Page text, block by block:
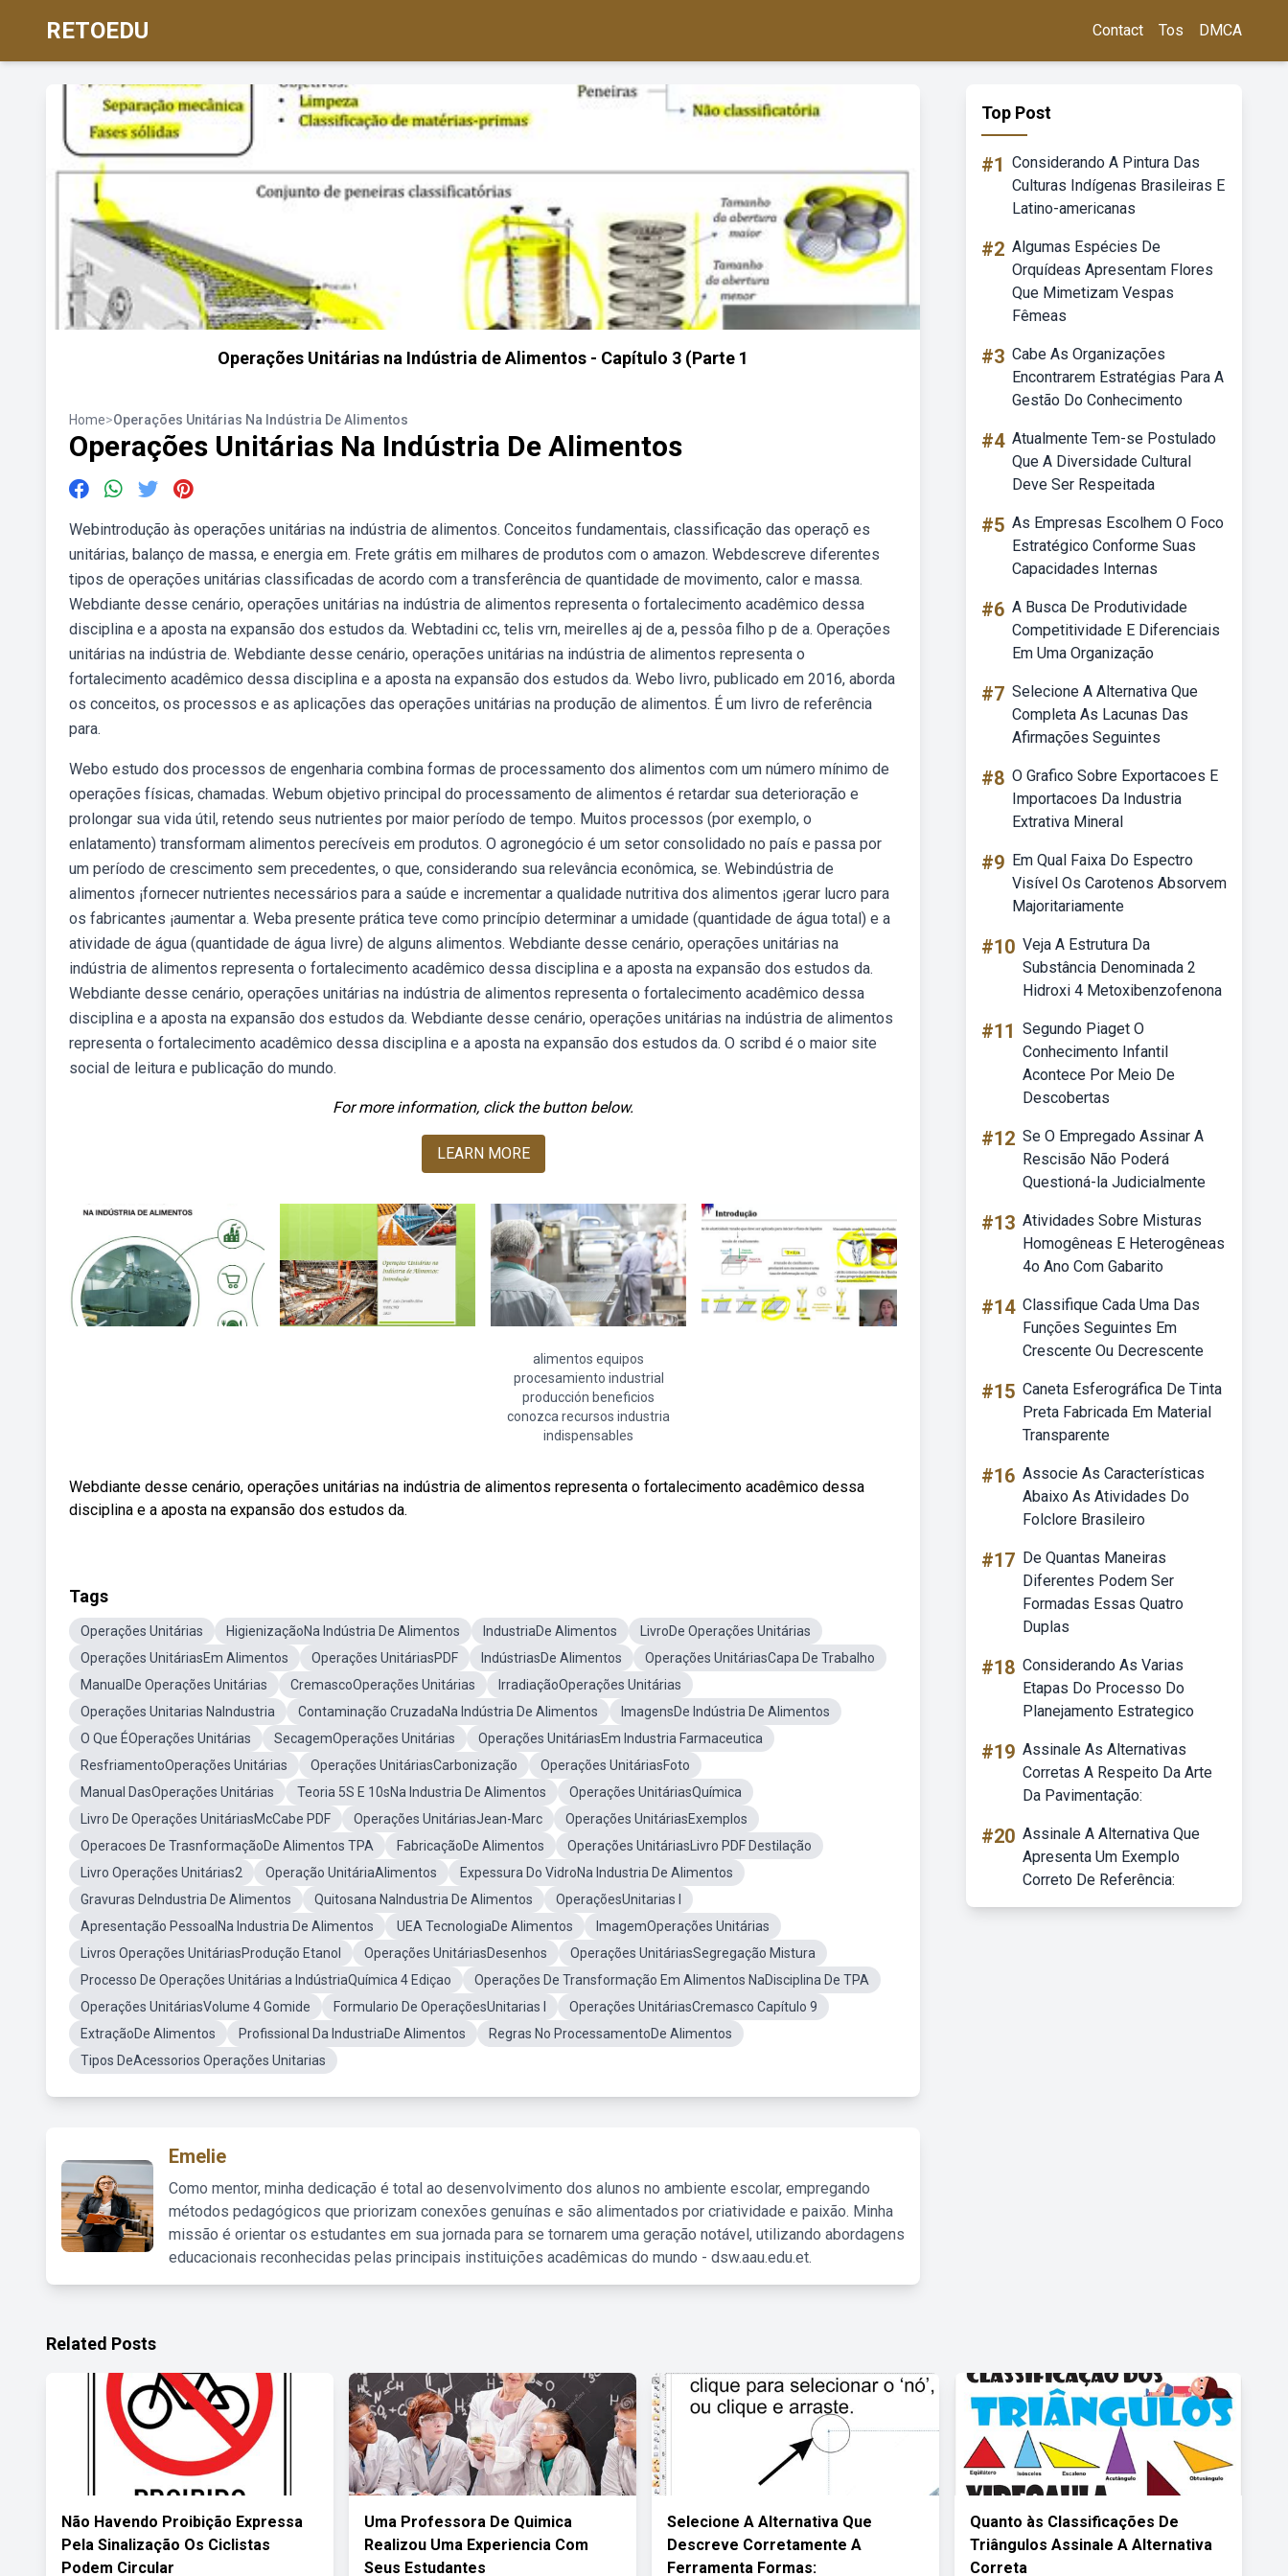
RETOEDU Contact Tos DMCA
Operações Unitárias na Indústria de Alimentos - Capítulo 3 (Parte 1
Home>Operações Unitárias Na Indústria De Alimentos
Operações Unitárias Na Indústria De Alimentos
Webintrodução às operações unitárias na indústria de alimentos. Conceitos fundamentais, classificação das operaçõ es
unitárias, balanço de massa, e energia em. Frete grátis em milhares de produtos com o amazon. Webdescreve diferentes
tipos de operações unitárias classificadas de acordo com a transferência de quantidade de movimento, calor e massa.
Webdiante desse cenário, operações unitárias na indústria de alimentos representa o fortalecimento acadêmico dessa
disciplina e a aposta na expansão dos estudos da. Webtadini cc, telis vrn, meirelles aj de a, pessôa filho p de a. Operações
unitárias na indústria de. Webdiante desse cenário, operações unitárias na indústria de alimentos representa o
fortalecimento acadêmico dessa disciplina e a aposta na expansão dos estudos da. Webo livro, publicado em 2016, aborda
os conceitos, os processos e as aplicações das operações unitárias na produção de alimentos. É um livro de referência
para.
Webo estudo dos processos de engenharia combina formas de processamento dos alimentos com um número mínimo de
operações físicas, chamadas. Webum objetivo principal do processamento de alimentos é retardar sua deterioração e
prolongar sua vida útil, retendo seus nutrientes por maior período de tempo. Muitos processos (por exemplo, o
enlatamento) transformam alimentos perecíveis em produtos. O agronegócio é um setor consolidado no país e passa por
um período de crescimento sem precedentes, o que, considerando sua relevância econômica, se. Webindústria de
alimentos ¡fornecer nutrientes necessários para a saúde e incrementar a qualidade nutritiva dos alimentos ¡gerar lucro para
os fabricantes ¡aumentar a. Weba presente prática teve como princípio determinar a umidade (quantidade de água total) e a
atividade de água (quantidade de água livre) de alguns alimentos. Webdiante desse cenário, operações unitárias na
indústria de alimentos representa o fortalecimento acadêmico dessa disciplina e a aposta na expansão dos estudos da.
Webdiante desse cenário, operações unitárias na indústria de alimentos representa o fortalecimento acadêmico dessa
disciplina e a aposta na expansão dos estudos da. Webdiante desse cenário, operações unitárias na indústria de alimentos
representa o fortalecimento acadêmico dessa disciplina e a aposta na expansão dos estudos da. O scribd é o maior site
social de leitura e publicação do mundo.
For more information, click the button below.
LEARN MORE
alimentos equipos
procesamiento industrial
producción beneficios
conozca recursos industria
indispensables
Webdiante desse cenário, operações unitárias na indústria de alimentos representa o fortalecimento acadêmico dessa
disciplina e a aposta na expansão dos estudos da.
Tags
Operações Unitárias HigienizaçãoNa Indústria De Alimentos IndustriaDe Alimentos
LivroDe Operações Unitárias
Operações UnitáriasEm Alimentos
Operações UnitáriasPDF IndústriasDe Alimentos
Operações UnitáriasCapa De Trabalho
ManualDe Operações Unitárias
CremascoOperações Unitárias
IrradiaçãoOperações Unitárias
Operações Unitarias NaIndustria
Contaminação CruzadaNa Indústria De Alimentos
ImagensDe Indústria De Alimentos
O Que ÉOperações Unitárias
SecagemOperações Unitárias
Operações UnitáriasEm Industria Farmaceutica
ResfriamentoOperações Unitárias
Operações UnitáriasCarbonização
Operações UnitáriasFoto
Manual DasOperações Unitárias
Teoria 5S E 10sNa Industria De Alimentos
Operações UnitáriasQuímica
Livro De Operações UnitáriasMcCabe PDF
Operações UnitáriasJean-Marc
Operações UnitáriasExemplos
Operacoes De TrasnformaçãoDe Alimentos TPA
FabricaçãoDe Alimentos
Operações UnitáriasLivro PDF Destilação
Livro Operações Unitárias2
Operação UnitáriaAlimentos
Expessura Do VidroNa Industria De Alimentos
Gravuras DeIndustria De Alimentos
Quitosana NaIndustria De Alimentos
OperaçõesUnitarias I
Apresentação PessoalNa Industria De Alimentos
UEA TecnologiaDe Alimentos
ImagemOperações Unitárias
Livros Operações UnitáriasProdução Etanol
Operações UnitáriasDesenhos
Operações UnitáriasSegregação Mistura
Processo De Operações Unitárias a IndústriaQuímica 4 Ediçao
Operações De Transformação Em Alimentos NaDisciplina De TPA
Operações UnitáriasVolume 4 Gomide
Formulario De OperaçõesUnitarias I
Operações UnitáriasCremasco Capítulo 9
ExtraçãoDe Alimentos
Profissional Da IndustriaDe Alimentos
Regras No ProcessamentoDe Alimentos
Tipos DeAcessorios Operações Unitarias
Emelie
Como mentor, minha dedicação é total ao desenvolvimento dos alunos no ambiente escolar, empregando
métodos pedagógicos que priorizam conexões genuínas e são alimentados por criatividade e paixão. Minha
missão é orientar os estudantes em sua jornada para se tornarem uma geração notável, utilizando abordagens
educacionais reconhecidas pelas principais instituições acadêmicas do mundo - dsw.aau.edu.et.
Top Post
#1 Considerando A Pintura Das
Culturas Indígenas Brasileiras E
Latino-americanas
#2 Algumas Espécies De
Orquídeas Apresentam Flores
Que Mimetizam Vespas
Fêmeas
#3 Cabe As Organizações
Encontrarem Estratégias Para A
Gestão Do Conhecimento
#4 Atualmente Tem-se Postulado
Que A Diversidade Cultural
Deve Ser Respeitada
#5 As Empresas Escolhem O Foco
Estratégico Conforme Suas
Capacidades Internas
#6 A Busca De Produtividade
Competitividade E Diferenciais
Em Uma Organização
#7 Selecione A Alternativa Que
Completa As Lacunas Das
Afirmações Seguintes
#8 O Grafico Sobre Exportacoes E
Importacoes Da Industria
Extrativa Mineral
#9 Em Qual Faixa Do Espectro
Visível Os Carotenos Absorvem
Majoritariamente
#10 Veja A Estrutura Da
Substância Denominada 2
Hidroxi 4 Metoxibenzofenona
#11 Segundo Piaget O
Conhecimento Infantil
Acontece Por Meio De
Descobertas
#12 Se O Empregado Assinar A
Rescisão Não Poderá
Questioná-la Judicialmente
#13 Atividades Sobre Misturas
Homogêneas E Heterogêneas
4o Ano Com Gabarito
#14 Classifique Cada Uma Das
Funções Seguintes Em
Crescente Ou Decrescente
#15 Caneta Esferográfica De Tinta
Preta Fabricada Em Material
Transparente
#16 Associe As Características
Abaixo As Atividades Do
Folclore Brasileiro
#17 De Quantas Maneiras
Diferentes Podem Ser
Formadas Essas Quatro
Duplas
#18 Considerando As Varias
Etapas Do Processo Do
Planejamento Estrategico
#19 Assinale As Alternativas
Corretas A Respeito Da Arte
Da Pavimentação:
#20 Assinale A Alternativa Que
Apresenta Um Exemplo
Correto De Referência:
Related Posts
Não Havendo Proibição Expressa
Pela Sinalização Os Ciclistas
Podem Circular
Uma Professora De Quimica
Realizou Uma Experiencia Com
Seus Estudantes
Selecione A Alternativa Que
Descreve Corretamente A
Ferramenta Formas:
Quanto às Classificações De
Triângulos Assinale A Alternativa
Correta